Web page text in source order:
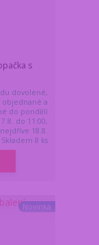
s
dovolené,
objednané a
do pondělí
do 11:00,
18.8.
8 ks
Novinka